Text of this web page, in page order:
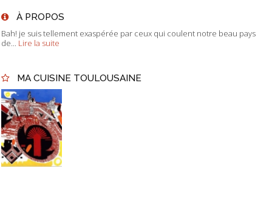
À PROPOS
Bah! je suis tellement exaspérée par ceux qui coulent notre beau pays
de...
Lire la suite
MA CUISINE TOULOUSAINE